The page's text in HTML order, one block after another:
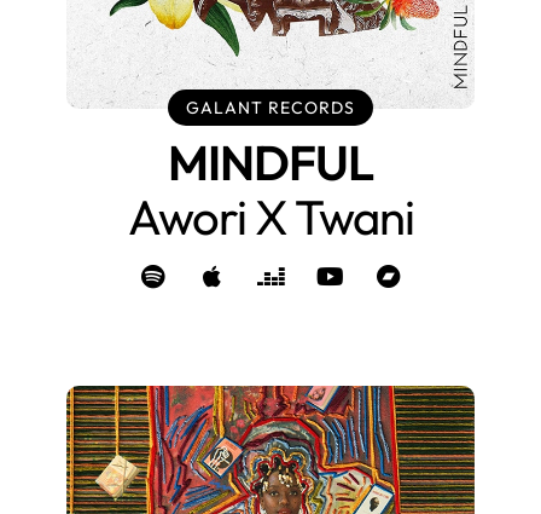
GALANT RECORDS
MINDFUL
Awori X Twani